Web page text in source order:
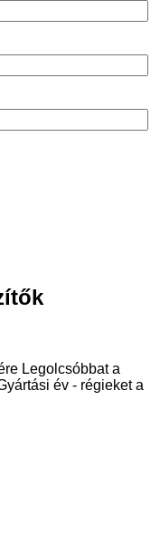
Legolcsóbbat a
év - régieket a